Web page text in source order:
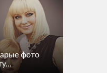
фото